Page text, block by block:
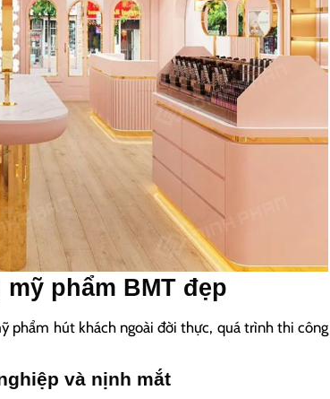
phẩm BMT đẹp
hút khách ngoài đời thực, quá trình thi công
và nịnh mắt